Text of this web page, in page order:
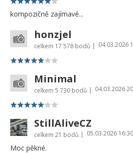
kompozičně zajímavé...
honzjel
celkem 17 578 bodů | 04.03.2026
Minimal
celkem 5 730 bodů | 04.03.2026
StillAliveCZ
celkem 21 bodů | 05.03.2026 16:30
Moc pěkné.